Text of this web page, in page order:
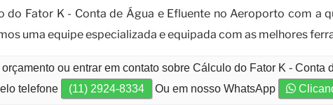
do Fator K - Conta de Água e Efluente no Aeroporto com a
uma equipe especializada e equipada com as melhores
ou entrar em contato sobre Cálculo do Fator K - Conta
telefone
(11) 2924-8334 Ou em nosso WhatsApp